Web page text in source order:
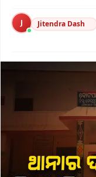
J Jitendra Dash